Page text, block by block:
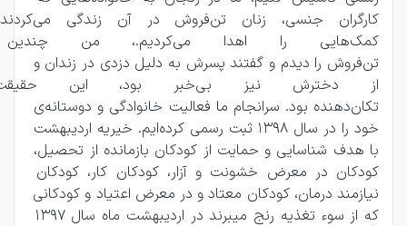
کارگران جنسی، زنان تن‌فروش در آن
کمک‌هایی را اهدا
تن‌فروش را دیدم و گفتند پسرش به دلیل دزدی در زندان و
از دخترش نیز بی‌خبر بود،
تکان‌دهنده بود. سرانجام ما فعالیت خانوادگی و دوستانه‌ی
خود را در سال 1398 ثبت رسمی کرده‌ایم. خیریه اردیبهشت
با هدف شناسایی و حمایت از کودکان بازمانده از تحصیل،
کودکان در معرض خشونت و آزار، کودکان کار، کودکان
نیازمند درمان، کودکان معتاد و در معرض اعتیاد و کودکانی